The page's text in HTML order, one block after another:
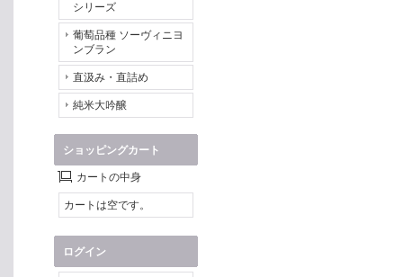
シリーズ
葡萄品種 ソーヴィニヨ
ンブラン
直汲み・直詰め
純米大吟醸
ショッピングカート
カートの中身
カートは空です。
ログイン